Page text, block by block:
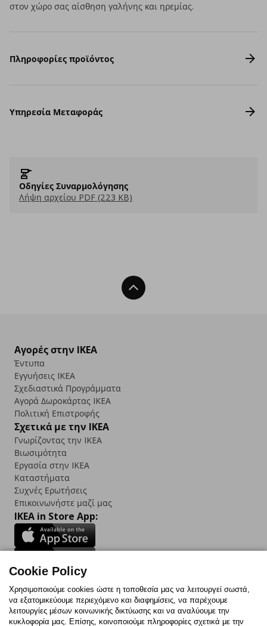
στον χώρο σας αίσθηση γαλήνης και ηρεμίας.
Πληροφορίες προϊόντος
Υπηρεσία Μεταφοράς
Οδηγίες Συναρμολόγησης
Λήψη αρχείου PDF (223 KB)
Back To Top
Αγορές στην IKEA
Έντυπα
Εγγυήσεις IKEA
Σχεδιαστικά Προγράμματα
Αγορά Δωρoκάρτας IKEA
Πολιτική Επιστροφής
Σχετικά με την IKEA
Γνωρίζοντας την IKEA
Βιωσιμότητα
Εργασία στην IKEA
Καταστήματα
Συχνές Ερωτήσεις
Επικοινωνήστε μαζί μας
IKEA in Store App:
Follow us:
FacebookInstagram
TikTokYoutubePinterestTwitter
Cookie Policy
Χρησιμοποιούμε cookies ώστε η τοποθεσία μας να λειτουργεί σωστά,
να εξατομικεύουμε περιεχόμενο και διαφημίσεις, να παρέχουμε
λειτουργίες μέσων κοινωνικής δικτύωσης και να αναλύουμε την
κυκλοφορία μας. Επίσης, κοινοποιούμε πληροφορίες σχετικά με την